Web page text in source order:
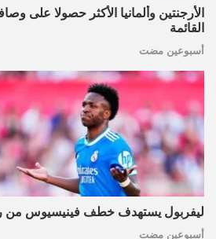
الأرجنتين وألمانيا الأكثر حصولا على
القائمة
أسبوعين مضت
ليفربول يستهدف خطف فينيسيوس من
أسبوعين مضت